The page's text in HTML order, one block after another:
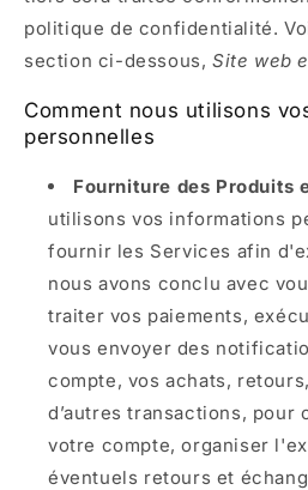
politique de confidentialité.
section ci-dessous,Site web
Comment nous utilisons
personnelles
Fourniture des Produits
utilisons vos informations
fournir les Services afin
nous avons conclu avec
traiter vos paiements,
vous envoyer des
compte, vos achats,
d’autres transactions,
votre compte, organiser
éventuels retours et